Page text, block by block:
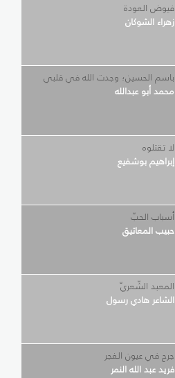
فيوض العودة
زهراء الشوكان
باسم الحسين؛ وجدت الله في قلبي
محمد أبو عبدالله
لا تقتلوه
إبراهيم بوشفيع
أسباب الحبّ
حبيب المعاتيق
المعبد الشّعريّ
الشاعر هادي رسول
جرح في عيون الفجر
فريد عبد الله النمر